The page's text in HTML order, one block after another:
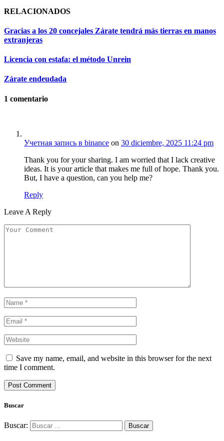
RELACIONADOS
Gracias a los 20 concejales Zárate tendrá más tierras en manos
extranjeras
Licencia con estafa: el método Unrein
Zárate endeudada
1 comentario
Учетная запись в binance on 30 diciembre, 2025 11:24 pm
Thank you for your sharing. I am worried that I lack creative
ideas. It is your article that makes me full of hope. Thank you.
But, I have a question, can you help me?
Reply
Leave A Reply
Save my name, email, and website in this browser for the next
time I comment.
Buscar
Buscar: